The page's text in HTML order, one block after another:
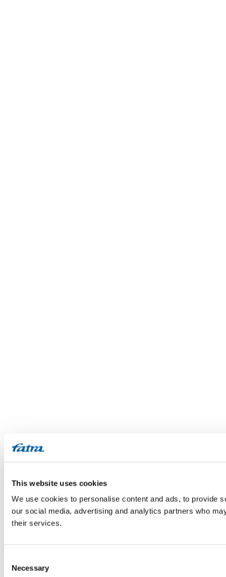
This website uses cookies
We use cookies to personalise content and ads, to provide
our social media, advertising and analytics partners who
their services.
Selection
Necessary